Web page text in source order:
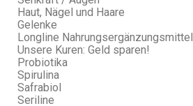
Haut, Nägel und Haare
Gelenke
Longline Nahrungsergänzungsmittel
Unsere Kuren: Geld sparen!
Probiotika
Spirulina
Safrabiol
Seriline